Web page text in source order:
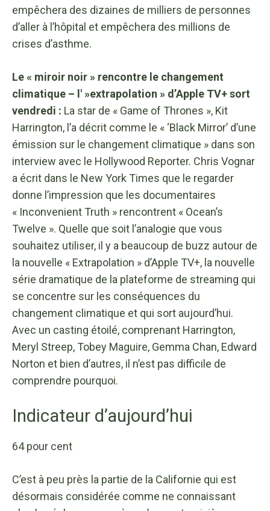
empêchera des dizaines de milliers de personnes
d’aller à l’hôpital et empêchera des millions de
crises d’asthme.
Le « miroir noir » rencontre le changement
climatique – l' »extrapolation » d’Apple TV+ sort
vendredi : La star de « Game of Thrones », Kit
Harrington, l’a décrit comme le « ‘Black Mirror’ d’une
émission sur le changement climatique » dans son
interview avec le Hollywood Reporter. Chris Vognar
a écrit dans le New York Times que le regarder
donne l’impression que les documentaires
« Inconvenient Truth » rencontrent « Ocean’s
Twelve ». Quelle que soit l’analogie que vous
souhaitez utiliser, il y a beaucoup de buzz autour de
la nouvelle « Extrapolation » d’Apple TV+, la nouvelle
série dramatique de la plateforme de streaming qui
se concentre sur les conséquences du
changement climatique et qui sort aujourd’hui.
Avec un casting étoilé, comprenant Harrington,
Meryl Streep, Tobey Maguire, Gemma Chan, Edward
Norton et bien d’autres, il n’est pas difficile de
comprendre pourquoi.
Indicateur d’aujourd’hui
64 pour cent
C’est à peu près la partie de la Californie qui est
désormais considérée comme ne connaissant